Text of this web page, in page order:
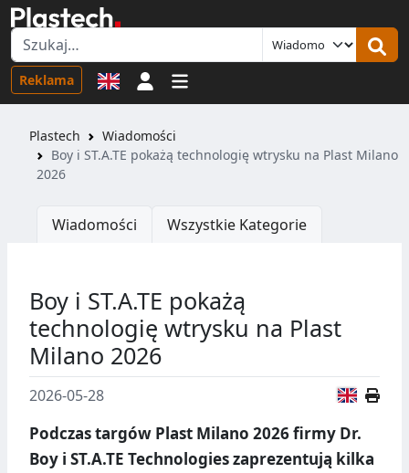
Reklama Logowanie
Plastech
Wiadomości
Boy i ST.A.TE pokażą technologię wtrysku na Plast Milano
2026
Wiadomości Wszystkie Kategorie
Boy i ST.A.TE pokażą
technologię wtrysku na Plast
Milano 2026
2026-05-28
Podczas targów Plast Milano 2026 firmy Dr.
Boy i ST.A.TE Technologies zaprezentują kilka